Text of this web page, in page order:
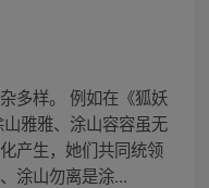
多样。 例如在《狐妖
雅雅、涂山容容虽无
产生，她们共同统领
涂山勿离是涂...